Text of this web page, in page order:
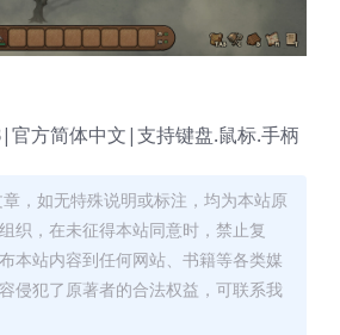
方简体中文|支持键盘.鼠标.手柄
，如无特殊说明或标注，均为本站原
织，在未征得本站同意时，禁止复
本站内容到任何网站、书籍等各类媒
侵犯了原著者的合法权益，可联系我